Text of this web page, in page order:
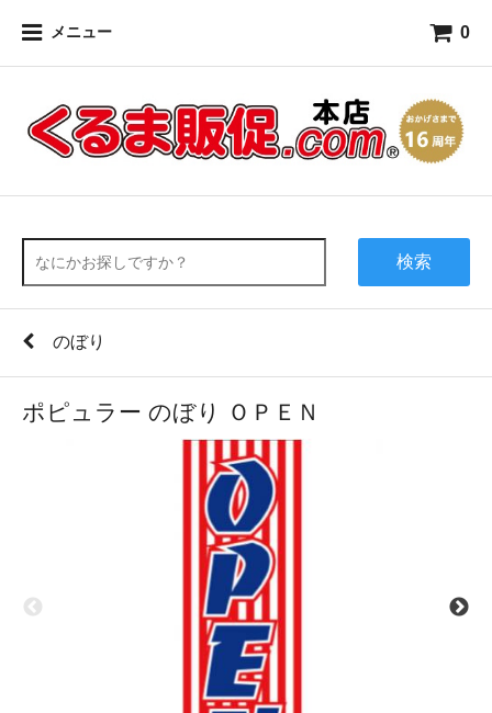
メニュー 0
検索
のぼり
ポピュラー のぼり ＯＰＥＮ